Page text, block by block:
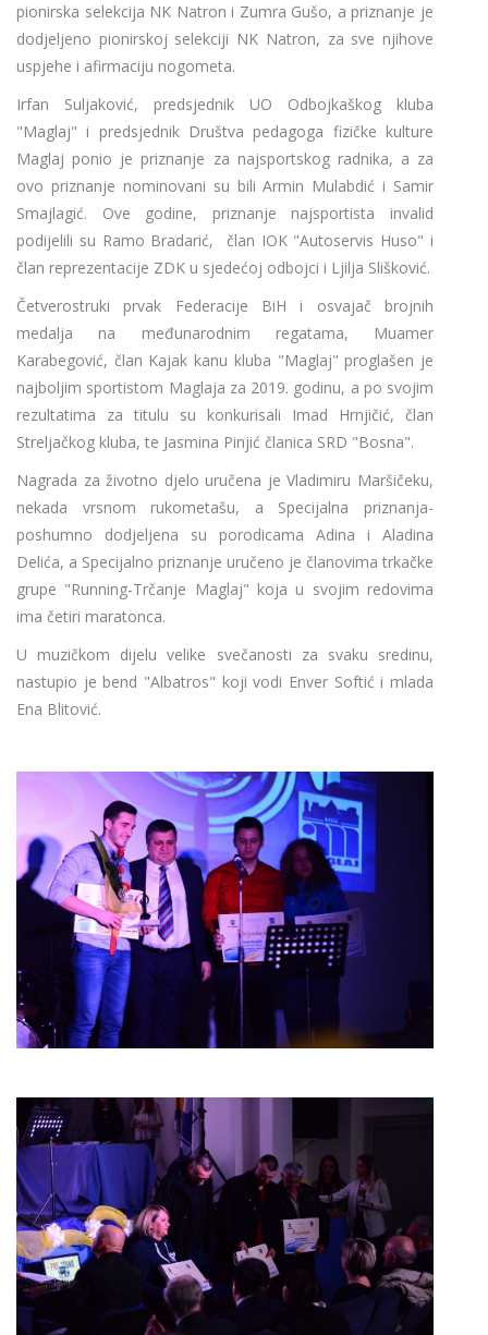
pionirska selekcija NK Natron i Zumra Gušo, a priznanje je
dodjeljeno pionirskoj selekciji NK Natron, za sve njihove
uspjehe i afirmaciju nogometa.
Irfan Suljaković, predsjednik UO Odbojkaškog kluba
"Maglaj" i predsjednik Društva pedagoga fizičke kulture
Maglaj ponio je priznanje za najsportskog radnika, a za
ovo priznanje nominovani su bili Armin Mulabdić i Samir
Smajlagić. Ove godine, priznanje najsportista invalid
podijelili su Ramo Bradarić, član IOK "Autoservis Huso" i
član reprezentacije ZDK u sjedećoj odbojci i Ljilja Slišković.
Četverostruki prvak Federacije BiH i osvajač brojnih
medalja na međunarodnim regatama, Muamer
Karabegović, član Kajak kanu kluba "Maglaj" proglašen je
najboljim sportistom Maglaja za 2019. godinu, a po svojim
rezultatima za titulu su konkurisali Imad Hrnjičić, član
Streljačkog kluba, te Jasmina Pinjić članica SRD "Bosna".
Nagrada za životno djelo uručena je Vladimiru Maršičeku,
nekada vrsnom rukometašu, a Specijalna priznanja-
poshumno dodjeljena su porodicama Adina i Aladina
Delića, a Specijalno priznanje uručeno je članovima trkačke
grupe "Running-Trčanje Maglaj" koja u svojim redovima
ima četiri maratonca.
U muzičkom dijelu velike svečanosti za svaku sredinu,
nastupio je bend "Albatros" koji vodi Enver Softić i mlada
Ena Blitović.